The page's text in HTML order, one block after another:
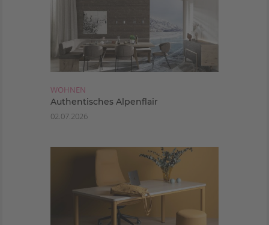
WOHNEN
Authentisches Alpenflair
02.07.2026